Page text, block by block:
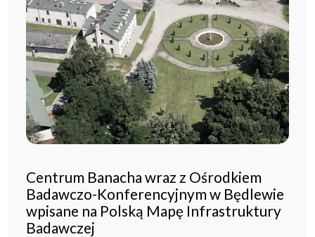
Centrum Banacha wraz z Ośrodkiem
Badawczo-Konferencyjnym w Będlewie
wpisane na Polską Mapę Infrastruktury
Badawczej